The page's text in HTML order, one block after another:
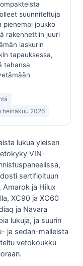
suunniteltuja
pienempi joukko
rakennettiin juuri
laskurin
tapauksessa,
tahansa
heinäkuu 2026
lukua yleisen
VIN-
sertifioituun
Amarok ja Hilux
XC90 ja XC60
ja Navara
lukuja, ja suurin
ja sedan-malleista
vetokoukku